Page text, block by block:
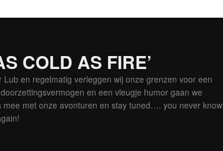
COLD AS FIRE’
Lub en regelmatig verleggen wij onze grenzen voor een
en een vleugje humor gaan we
mee met onze avonturen en stay tuned…. you never know